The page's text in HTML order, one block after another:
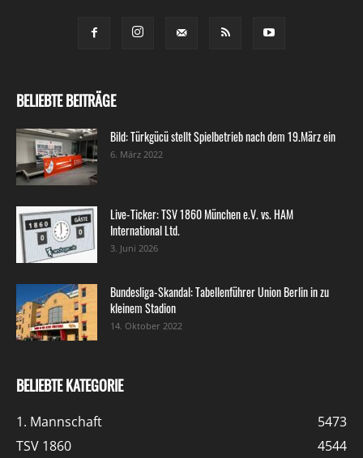
BELIEBTE BEITRÄGE
Bild: Türkgücü stellt Spielbetrieb nach dem 19.März ein
6. März 2022
Live-Ticker: TSV 1860 München e.V. vs. HAM
International Ltd.
3. Juni 2026
Bundesliga-Skandal: Tabellenführer Union Berlin in zu
kleinem Stadion
14. Oktober 2022
BELIEBTE KATEGORIE
1. Mannschaft
5473
TSV 1860
4544